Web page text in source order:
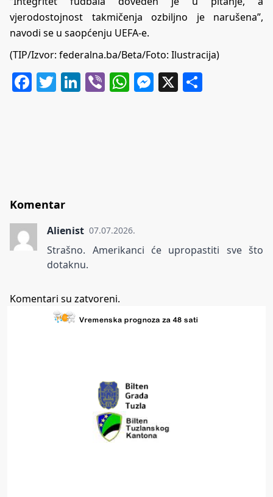
vjerodostojnost takmičenja ozbiljno je narušena”,
navodi se u saopćenju UEFA-e.
(TIP/Izvor: federalna.ba/Beta/Foto: Ilustracija)
Facebook
Twitter
LinkedIn
ViberWhatsApp
Messenger
X
Komentar
Alienist 07.07.2026.
Strašno. Amerikanci će upropastiti sve što
dotaknu.
Komentari su zatvoreni.